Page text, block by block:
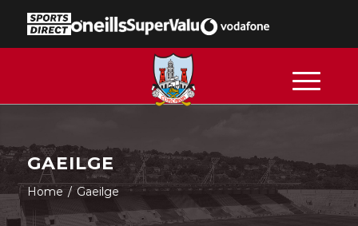
GAEILGE
Home / Gaeilge